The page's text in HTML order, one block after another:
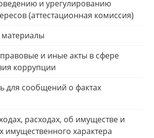
и урегулированию
(аттестационная комиссия)
и иные акты в сфере
коррупции
для сообщений о фактах
расходах, об имуществе и
имущественного характера